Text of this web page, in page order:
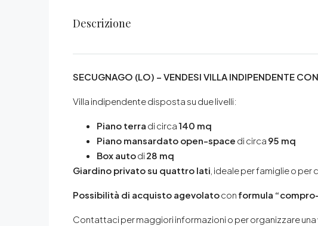
Descrizione
SECUGNAGO (LO) – VENDESI VILLA INDIPENDENTE
Villa indipendente disposta su due livelli:
Piano terra di circa140 mq
Piano mansardato open-space di circa 95 mq
Box autodi 28 mq
Giardino privato su quattro lati , ideale per famiglie o per
Possibilità di acquisto agevolatocon formula
Contattaci per maggiori informazioni o per organizzare una